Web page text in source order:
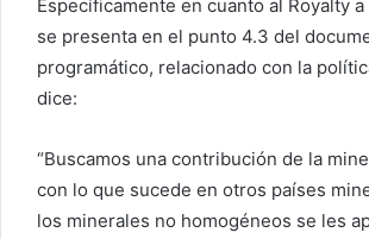
Específicamente en cuanto al Royalty
se presenta en el punto 4.3 del
programático, relacionado con la
dice:
“Buscamos una contribución de la
con lo que sucede en otros países
los minerales no homogéneos se les